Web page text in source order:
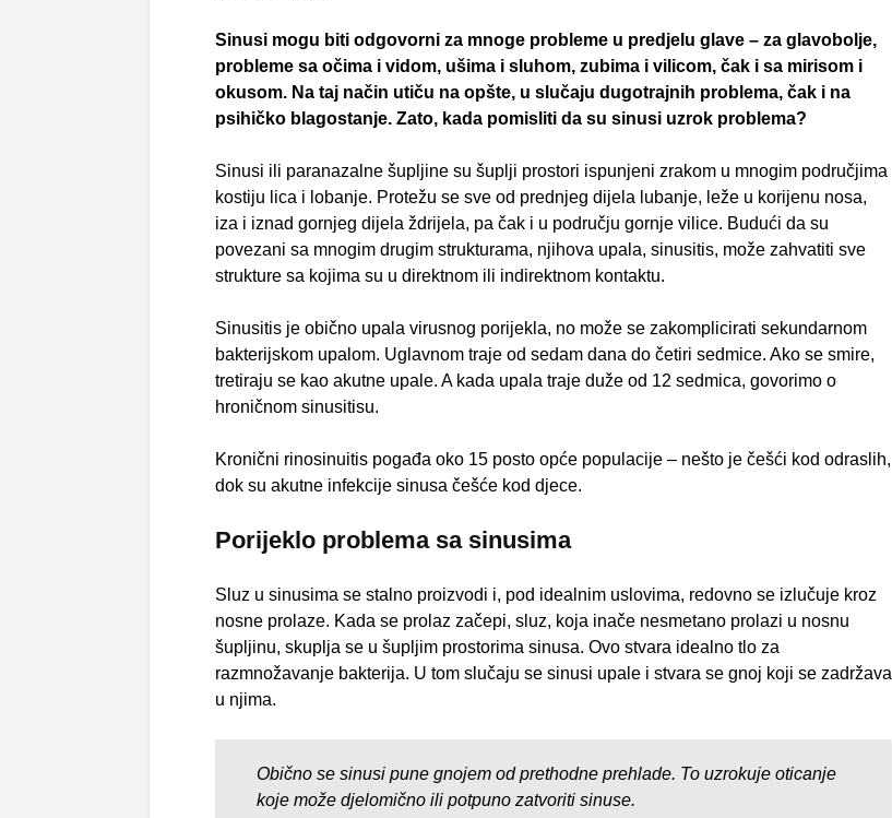
Sinusi mogu biti odgovorni za mnoge probleme u predjelu glave – za glavobolje,
probleme sa očima i vidom, ušima i sluhom, zubima i vilicom, čak i sa mirisom i
okusom. Na taj način utiču na opšte, u slučaju dugotrajnih problema, čak i na
psihičko blagostanje. Zato, kada pomisliti da su sinusi uzrok problema?
Sinusi ili paranazalne šupljine su šuplji prostori ispunjeni zrakom u mnogim područjima
kostiju lica i lobanje. Protežu se sve od prednjeg dijela lubanje, leže u korijenu nosa,
iza i iznad gornjeg dijela ždrijela, pa čak i u području gornje vilice. Budući da su
povezani sa mnogim drugim strukturama, njihova upala, sinusitis, može zahvatiti sve
strukture sa kojima su u direktnom ili indirektnom kontaktu.
Sinusitis je obično upala virusnog porijekla, no može se zakomplicirati sekundarnom
bakterijskom upalom. Uglavnom traje od sedam dana do četiri sedmice. Ako se smire,
tretiraju se kao akutne upale. A kada upala traje duže od 12 sedmica, govorimo o
hroničnom sinusitisu.
Kronični rinosinuitis pogađa oko 15 posto opće populacije – nešto je češći kod odraslih,
dok su akutne infekcije sinusa češće kod djece.
Porijeklo problema sa sinusima
Sluz u sinusima se stalno proizvodi i, pod idealnim uslovima, redovno se izlučuje kroz
nosne prolaze. Kada se prolaz začepi, sluz, koja inače nesmetano prolazi u nosnu
šupljinu, skuplja se u šupljim prostorima sinusa. Ovo stvara idealno tlo za
razmnožavanje bakterija. U tom slučaju se sinusi upale i stvara se gnoj koji se zadržava
u njima.
Obično se sinusi pune gnojem od prethodne prehlade. To uzrokuje oticanje
koje može djelomično ili potpuno zatvoriti sinuse.